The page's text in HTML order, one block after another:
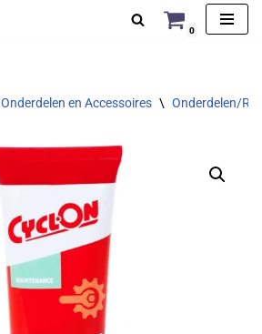
0
Onderdelen en Accessoires \ Onderdelen/